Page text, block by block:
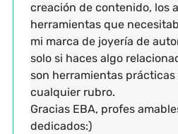
creación de contenido, los
herramientas que
mi marca de joyería de
solo si haces algo
son herramientas
cualquier rubro.
Gracias EBA, profes
dedicados:)